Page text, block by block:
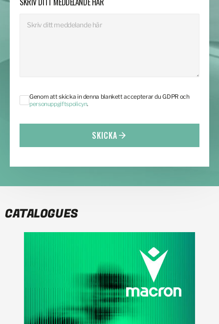
Genom att skicka in denna blankett accepterar du GDPR och
personuppgiftspolicyn.
SKICKA
CATALOGUES